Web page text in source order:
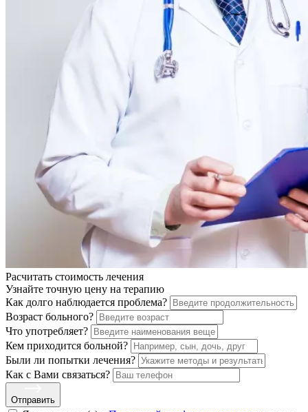
Расчитать стоимость лечения
Узнайте точную цену на терапию
Как долго наблюдается проблема?
Возраст больного?
Что употребляет?
Кем приходится больной?
Были ли попытки лечения?
Как с Вами связаться?
Отправить